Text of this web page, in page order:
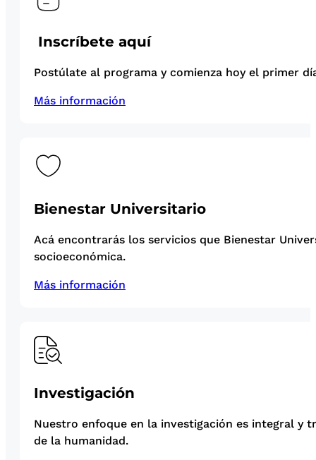
Inscríbete aquí
Postúlate al programa y comienza hoy el primer
Más información
Bienestar Universitario
Acá encontrarás los servicios que Bienestar
socioeconómica.
Más información
Investigación
Nuestro enfoque en la investigación es integral y
de la humanidad.